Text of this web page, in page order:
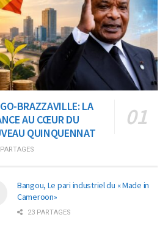
BRAZZAVILLE: LA
AU CŒUR DU
QUINQUENNAT
Bangou, Le pari industriel du « Made in
Cameroon»
23 PARTAGES